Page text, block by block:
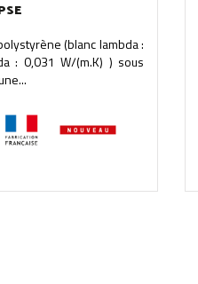
(blanc lambda :
: 0,031 W/(m.K) ) sous